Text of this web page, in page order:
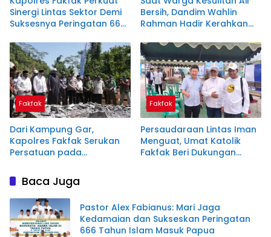
Sinergi Lintas Sektor Demi
Suksesnya Peringatan 666
Bersih, Dandim Wahlin
Rahman Hadir Kerahkan
Fakfak
Dari Kampung Gar,
Kapolres Fakfak Serukan
Persatuan pada
Masuknya Islam di Tanah
Papua
Fakfak
Persaudaraan Lintas Iman
Menguat, Umat Katolik
Fakfak Beri Dukungan
Baca Juga
Pastor Alex Fabianus: Mari Jaga
Kedamaian dan Sukseskan Peringatan
666 Tahun Islam Masuk Papua